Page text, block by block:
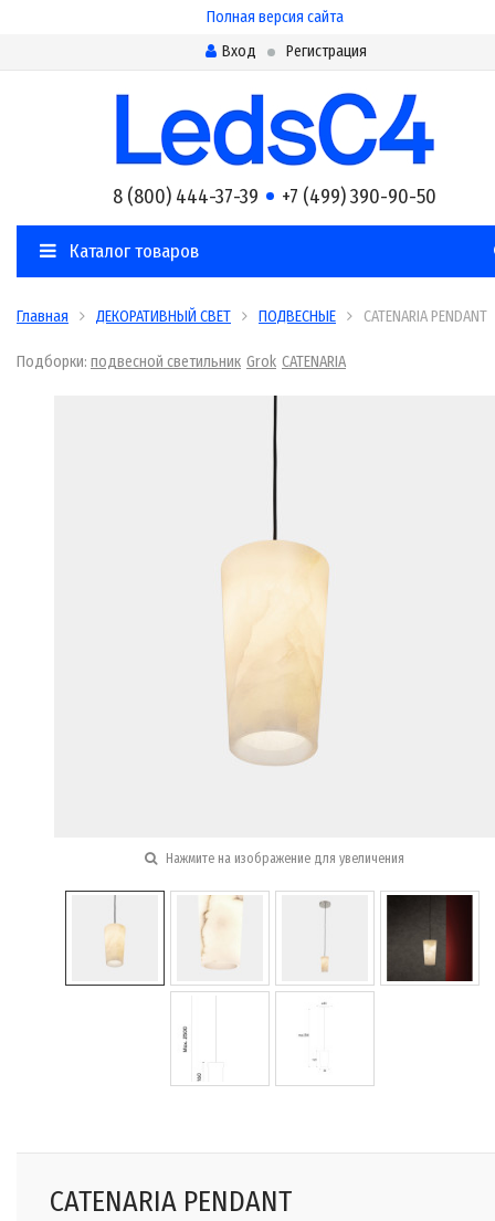
Полная версия сайта
Вход
Регистрация
8 (800) 444-37-39 +7 (499) 390-90-50
Каталог товаров
Главная ДЕКОРАТИВНЫЙ СВЕТ ПОДВЕСНЫЕ CATENARIA PENDANT
Подборки: подвесной светильник Grok CATENARIA
Нажмите на изображение для увеличения
CATENARIA PENDANT